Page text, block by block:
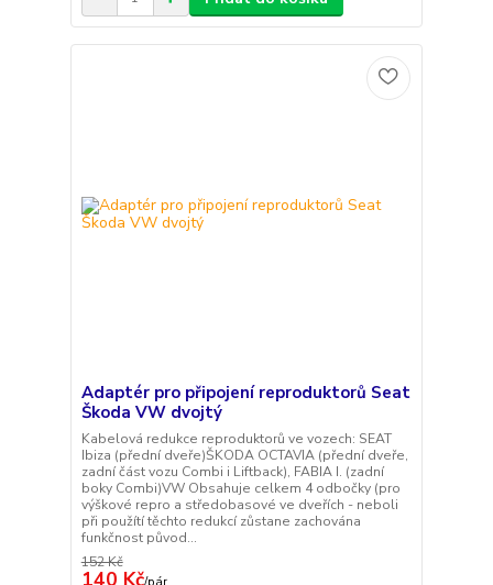
Adaptér pro připojení reproduktorů Seat
Škoda VW dvojtý
Kabelová redukce reproduktorů ve vozech: SEAT
Ibiza (přední dveře)ŠKODA OCTAVIA (přední dveře,
zadní část vozu Combi i Liftback), FABIA I. (zadní
boky Combi)VW Obsahuje celkem 4 odbočky (pro
výškové repro a středobasové ve dveřích - neboli
při použítí těchto redukcí zůstane zachována
funkčnost původ...
152 Kč